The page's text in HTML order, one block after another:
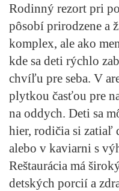
Rodinný rezort pri
pôsobí prirodzene a
komplex, ale ako
kde sa deti rýchlo
chvíľu pre seba. V
plytkou časťou pre
na oddych. Deti sa
hier, rodičia si zatiaľ
alebo v kaviarni s
Reštaurácia má
detských porcií a